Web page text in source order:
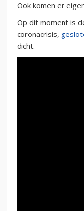
Ook komen er
Op dit moment is
coronacrisis,
dicht.